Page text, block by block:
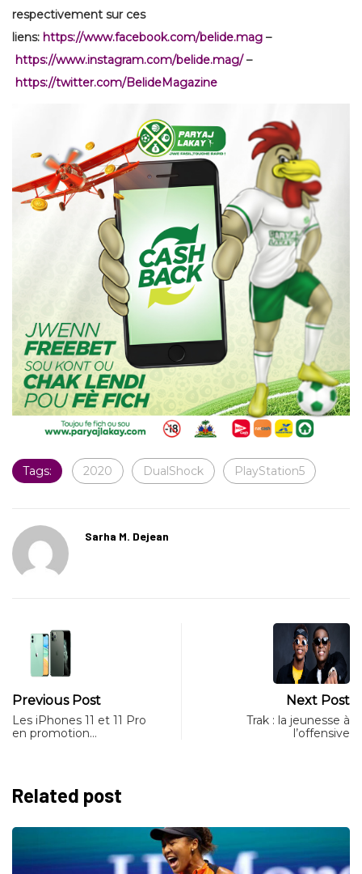
respectivement sur ces
liens: https://www.facebook.com/belide.mag –
https://www.instagram.com/belide.mag/–
https://twitter.com/BelideMagazine
Tags: 2020 DualShock PlayStation5
Sarha M. Dejean
Previous Post
Les iPhones 11 et 11 Pro
en promotion…
Next Post
Trak : la jeunesse à
l’offensive
Related post